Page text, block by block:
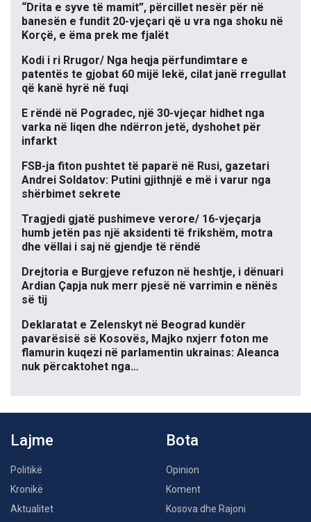
“Drita e syve të mamit”, përcillet nesër për në
banesën e fundit 20-vjeçari që u vra nga shoku në
Korçë, e ëma prek me fjalët
Kodi i ri Rrugor/ Nga heqja përfundimtare e
patentës te gjobat 60 mijë lekë, cilat janë rregullat
që kanë hyrë në fuqi
E rëndë në Pogradec, një 30-vjeçar hidhet nga
varka në liqen dhe ndërron jetë, dyshohet për
infarkt
FSB-ja fiton pushtet të paparë në Rusi, gazetari
Andrei Soldatov: Putini gjithnjë e më i varur nga
shërbimet sekrete
Tragjedi gjatë pushimeve verore/ 16-vjeçarja
humb jetën pas një aksidenti të frikshëm, motra
dhe vëllai i saj në gjendje të rëndë
Drejtoria e Burgjeve refuzon në heshtje, i dënuari
Ardian Çapja nuk merr pjesë në varrimin e nënës
së tij
Deklaratat e Zelenskyt në Beograd kundër
pavarësisë së Kosovës, Majko nxjerr foton me
flamurin kuqezi në parlamentin ukrainas: Aleanca
nuk përcaktohet nga…
Lajme
Politikë
Kronikë
Aktualitet
Bota
Opinion
Koment
Kosova dhe Rajoni